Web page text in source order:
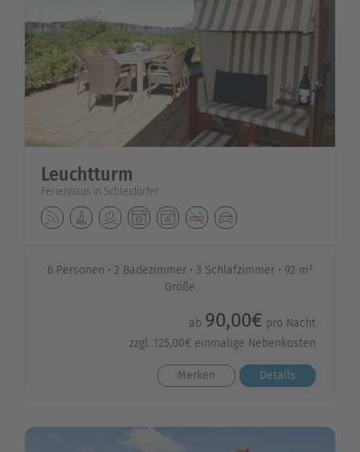
Leuchtturm
Ferienhaus in Schleidörfer
6 Personen 2 Badezimmer 3 Schlafzimmer
92 m²
Größe
ab 90,00€ pro Nacht
zzgl. 125,00€ einmalige Nebenkosten
Merken Details